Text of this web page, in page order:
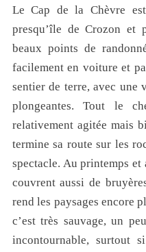
Le Cap de la Chèvre
presqu’île de Crozon et
beaux points de
facilement en voiture et
sentier de terre, avec une
plongeantes. Tout le
relativement agitée mais
termine sa route sur les
spectacle. Au printemps et
couvrent aussi de
rend les paysages encore
c’est très sauvage, un
incontournable, surtout